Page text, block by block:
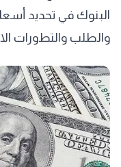
البنوك في تحديد
والطلب والتطورات